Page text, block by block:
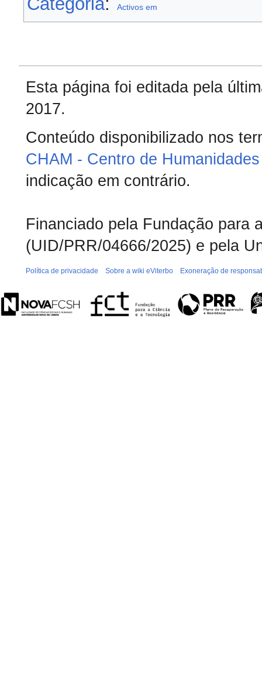
Activos em
Esta página foi editada pela
2017.
Conteúdo disponibilizado nos
CHAM - Centro de
indicação em contrário.
Financiado pela Fundação para
(UID/PRR/04666/2025) e pela
Política de privacidade Sobre a wiki eViterbo Exoneração de